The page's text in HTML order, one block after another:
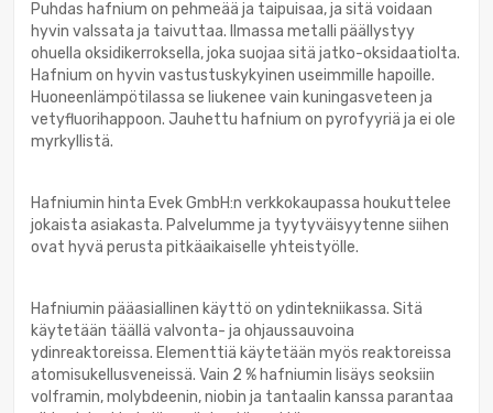
Puhdas hafnium on pehmeää ja taipuisaa, ja sitä voidaan
hyvin valssata ja taivuttaa. Ilmassa metalli päällystyy
ohuella oksidikerroksella, joka suojaa sitä jatko-oksidaatiolta.
Hafnium on hyvin vastustuskykyinen useimmille hapoille.
Huoneenlämpötilassa se liukenee vain kuningasveteen ja
vetyfluorihappoon. Jauhettu hafnium on pyrofyyriä ja ei ole
myrkyllistä.
Hafniumin hinta Evek GmbH:n verkkokaupassa houkuttelee
jokaista asiakasta. Palvelumme ja tyytyväisyytenne siihen
ovat hyvä perusta pitkäaikaiselle yhteistyölle.
Hafniumin pääasiallinen käyttö on ydintekniikassa. Sitä
käytetään täällä valvonta- ja ohjaussauvoina
ydinreaktoreissa. Elementtiä käytetään myös reaktoreissa
atomisukellusveneissä. Vain 2 % hafniumin lisäys seoksiin
volframin, molybdeenin, niobin ja tantaalin kanssa parantaa